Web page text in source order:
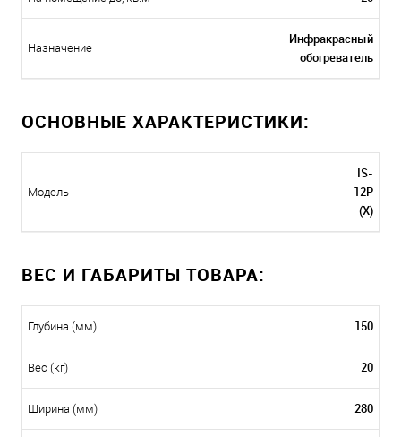
Назначение
Инфракрасный
обогреватель
ОСНОВНЫЕ ХАРАКТЕРИСТИКИ:
Модель
IS-
12P
(X)
ВЕС И ГАБАРИТЫ ТОВАРА:
Глубина (мм) 150
Вес (кг) 20
Ширина (мм) 280